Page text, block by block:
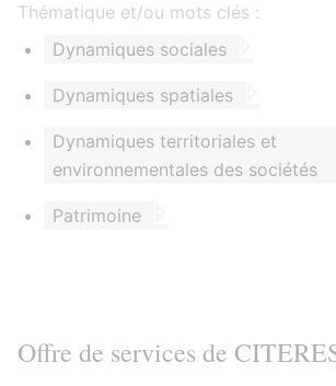
Thématique et/ou mots clés :
Dynamiques sociales
Dynamiques spatiales
Dynamiques territoriales et
environnementales des sociétés
Patrimoine
Offre de services de